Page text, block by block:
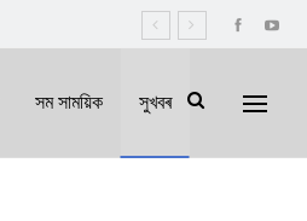
সম সাময়িক সুখবৰ